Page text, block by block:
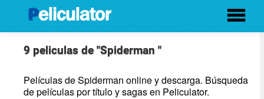
9 peliculas de "Spiderman "
Películas de Spiderman online y descarga. Búsqueda
de películas por título y sagas en Peliculator.